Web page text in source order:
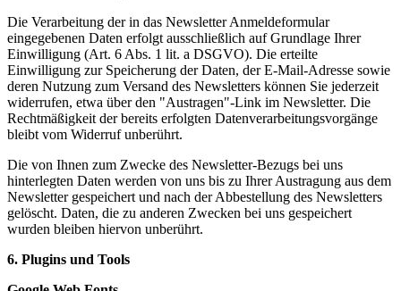
Die Verarbeitung der in das Newsletter Anmeldeformular
eingegebenen Daten erfolgt ausschließlich auf Grundlage Ihrer
Einwilligung (Art. 6 Abs. 1 lit. a DSGVO). Die erteilte
Einwilligung zur Speicherung der Daten, der E-Mail-Adresse sowie
deren Nutzung zum Versand des Newsletters können Sie jederzeit
widerrufen, etwa über den "Austragen"-Link im Newsletter. Die
Rechtmäßigkeit der bereits erfolgten Datenverarbeitungsvorgänge
bleibt vom Widerruf unberührt.
Die von Ihnen zum Zwecke des Newsletter-Bezugs bei uns
hinterlegten Daten werden von uns bis zu Ihrer Austragung aus dem
Newsletter gespeichert und nach der Abbestellung des Newsletters
gelöscht. Daten, die zu anderen Zwecken bei uns gespeichert
wurden bleiben hiervon unberührt.
6. Plugins und Tools